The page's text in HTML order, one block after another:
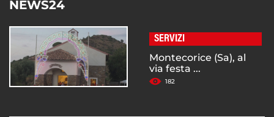
NEWS24
SERVIZI
Montecorice (Sa), al
via festa ...
182